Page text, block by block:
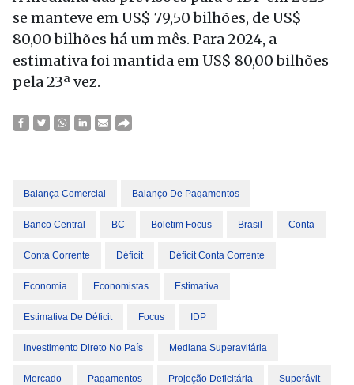
se manteve em US$ 79,50 bilhões, de US$
80,00 bilhões há um mês. Para 2024, a
estimativa foi mantida em US$ 80,00 bilhões
pela 23ª vez.
Balança Comercial Balanço De Pagamentos
Banco Central BC Boletim Focus Brasil Conta
Conta Corrente Déficit Déficit Conta Corrente
Economia Economistas Estimativa
Estimativa De Déficit Focus IDP
Investimento Direto No País Mediana Superavitária
Mercado Pagamentos Projeção Deficitária Superávit